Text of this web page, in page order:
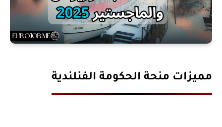
مميزات منحة الحكومة الفنلندية